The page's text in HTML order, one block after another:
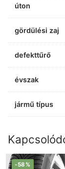
úton
gördülési zaj
defekttűrő
évszak
jármű típus
-58%